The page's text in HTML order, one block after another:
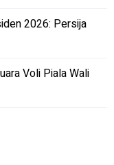
2026: Persija
Voli Piala Wali